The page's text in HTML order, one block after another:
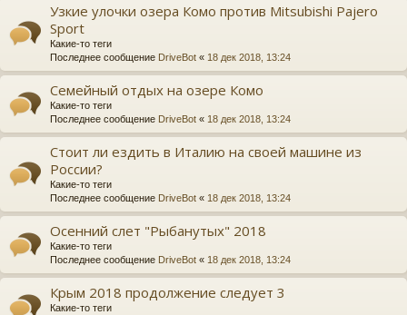
Узкие улочки озера Комо против Mitsubishi Pajero
Sport
Какие-то теги
Последнее сообщение DriveBot « 18 дек 2018, 13:24
Семейный отдых на озере Комо
Какие-то теги
Последнее сообщение DriveBot « 18 дек 2018, 13:24
Стоит ли ездить в Италию на своей машине из
России?
Какие-то теги
Последнее сообщение DriveBot « 18 дек 2018, 13:24
Осенний слет "Рыбанутых" 2018
Какие-то теги
Последнее сообщение DriveBot « 18 дек 2018, 13:24
Крым 2018 продолжение следует 3
Какие-то теги